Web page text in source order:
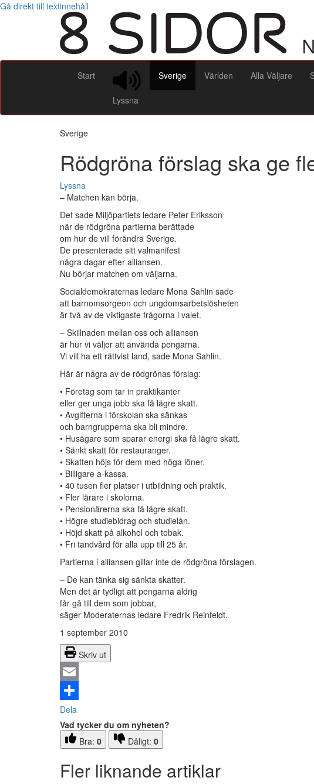
Gå direkt till textinnehåll
Start
Lyssna
Sverige Världen Alla Väljare
Sverige
Rödgröna förslag ska ge
Lyssna
– Matchen kan börja.
Det sade Miljöpartiets ledare Peter Eriksson
när de rödgröna partierna berättade
om hur de vill förändra Sverige.
De presenterade sitt valmanifest
några dagar efter alliansen.
Nu börjar matchen om väljarna.
Socialdemokraternas ledare Mona Sahlin sade
att barnomsorgeon och ungdomsarbetslösheten
är två av de viktigaste frågorna i valet.
– Skillnaden mellan oss och alliansen
är hur vi väljer att använda pengarna.
Vi vill ha ett rättvist land, sade Mona Sahlin.
Här är några av de rödgrönas förslag:
• Företag som tar in praktikanter
eller ger unga jobb ska få lägre skatt.
• Avgifterna i förskolan ska sänkas
och barngrupperna ska bli mindre.
• Husägare som sparar energi ska få lägre skatt.
• Sänkt skatt för restauranger.
• Skatten höjs för dem med höga löner.
• Billigare a-kassa.
• 40 tusen fler platser i utbildning och praktik.
• Fler lärare i skolorna.
• Pensionärerna ska få lägre skatt.
• Högre studiebidrag och studielån.
• Höjd skatt på alkohol och tobak.
• Fri tandvård för alla upp till 25 år.
Partierna i alliansen gillar inte de rödgröna förslagen.
– De kan tänka sig sänkta skatter.
Men det är tydligt att pengarna aldrig
får gå till dem som jobbar,
säger Moderaternas ledare Fredrik Reinfeldt.
1 september 2010
Skriv ut
Email
Dela
Vad tycker du om nyheten?
Bra: 0 Dåligt: 0
Fler liknande artiklar